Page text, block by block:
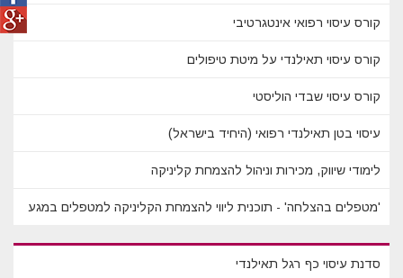
קורס עיסוי רפואי אינטגרטיבי
קורס עיסוי תאילנדי על מיטת טיפולים
קורס עיסוי שבדי הוליסטי
עיסוי בטן תאילנדי רפואי (היחיד בישראל)
לימודי שיווק, מכירות וניהול להצמחת קליניקה
'מטפלים בהצלחה' - תוכנית ליווי להצמחת הקליניקה למטפלים במגע
סדנת עיסוי כף רגל תאילנדי